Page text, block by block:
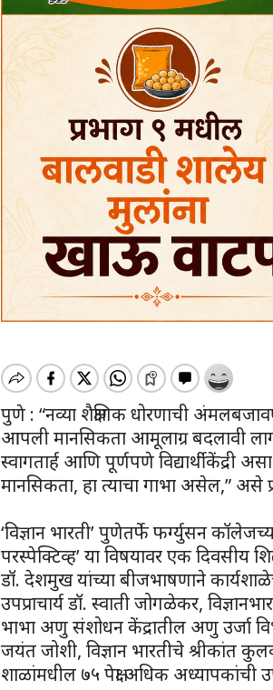
पुणे : “नव्या शैक्षणिक धोरणाची
आपली मानसिकता आमूलाग्र बदलावी
स्वागतार्ह आणि पूर्णपणे
मानसिकता, हा त्याचा गाभा असेल,” असे
‘विज्ञान भारती’ पुणेतर्फे फर्ग्युसन
परस्पेक्टिव्ह’ या विषयावर एक दिवसीय
डॉ. देशमुख यांच्या बीजभाषणाने
उपप्राचार्य डॉ. स्वाती जोगळेकर,
भाभा अणु संशोधन केंद्रातील अणु उर्जा
जयंत जोशी, विज्ञान भारतीचे श्रीकांत
शाळांमधील ७५ पेक्षा अधिक अध्यापकांची